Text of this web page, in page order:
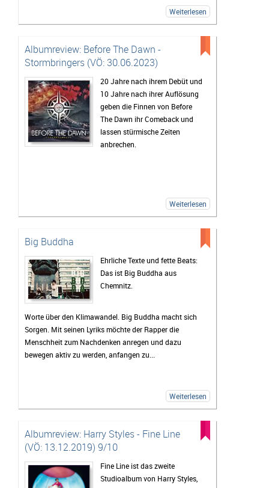
Weiterlesen
Albumreview: Before The Dawn -
Stormbringers (VÖ: 30.06.2023)
20 Jahre nach ihrem Debüt und
10 Jahre nach ihrer Auflösung
geben die Finnen von Before
The Dawn ihr Comeback und
lassen stürmische Zeiten
anbrechen.
Weiterlesen
Big Buddha
Ehrliche Texte und fette Beats:
Das ist Big Buddha aus
Chemnitz.
Worte über den Klimawandel. Big Buddha macht sich
Sorgen. Mit seinen Lyriks möchte der Rapper die
Menschheit zum Nachdenken anregen und dazu
bewegen aktiv zu werden, anfangen zu...
Weiterlesen
Albumreview: Harry Styles - Fine Line
(VÖ: 13.12.2019) 9/10
Fine Line ist das zweite
Studioalbum von Harry Styles,